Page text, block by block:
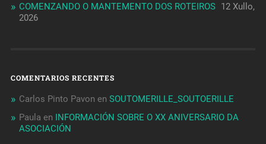
COMENZANDO O MANTEMENTO DOS ROTEIROS 12 Xullo,
2026
COMENTARIOS RECENTES
Carlos Pinto Pavon en SOUTOMERILLE_SOUTOERILLE
Paula en INFORMACIÓN SOBRE O XX ANIVERSARIO DA
ASOCIACIÓN